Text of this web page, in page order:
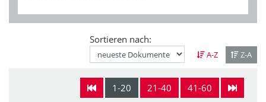
Sortieren nach:
A-Z Z-A
1-20 21-40
41-60